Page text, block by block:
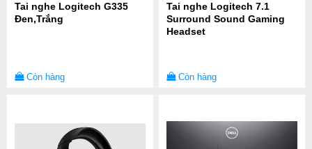
Tai nghe Logitech G335
Đen,Trắng
Còn hàng
Tai nghe Logitech 7.1
Surround Sound Gaming
Headset
Còn hàng